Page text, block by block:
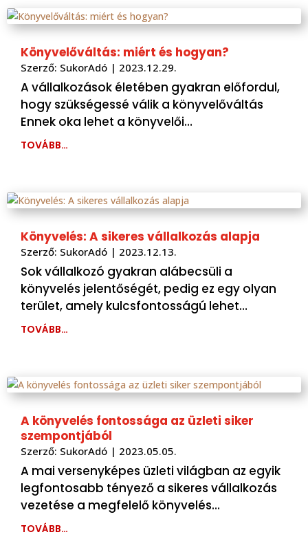
Könyvelőváltás: miért és hogyan?
Szerző: SukorAdó | 2023.12.29.
A vállalkozások életében gyakran előfordul,
hogy szükségessé válik a könyvelőváltás
Ennek oka lehet a könyvelői…
TOVÁBB…
Könyvelés: A sikeres vállalkozás alapja
Szerző: SukorAdó | 2023.12.13.
Sok vállalkozó gyakran alábecsüli a
könyvelés jelentőségét, pedig ez egy olyan
terület, amely kulcsfontosságú lehet…
TOVÁBB…
A könyvelés fontossága az üzleti siker
szempontjából
Szerző: SukorAdó | 2023.05.05.
A mai versenyképes üzleti világban az egyik
legfontosabb tényező a sikeres vállalkozás
vezetése a megfelelő könyvelés…
TOVÁBB…